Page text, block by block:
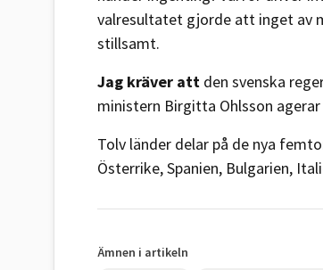
valresultatet gjorde att inget av
stillsamt.
Jag kräver att den svenska
ministern Birgitta Ohlsson
Tolv länder delar på de nya
Österrike, Spanien, Bulgarien,
Ämnen i artikeln